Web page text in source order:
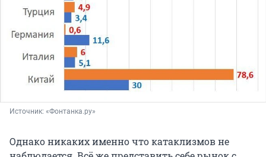
Источник: «Фонтанка.ру»
Однако никаких именно что катаклизмов не